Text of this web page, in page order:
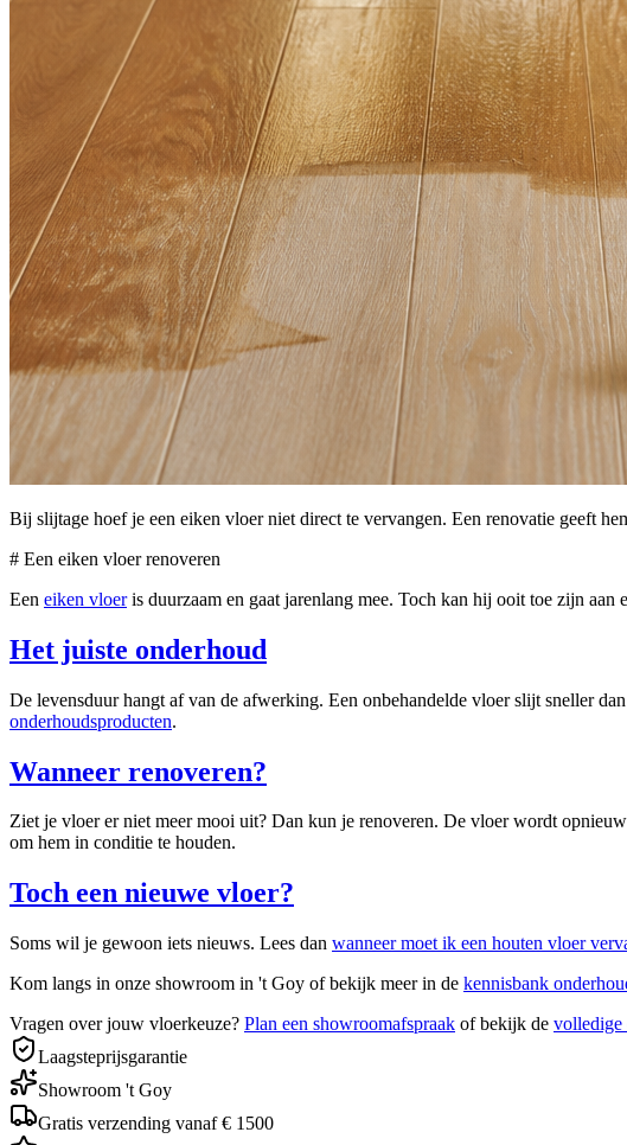
Bij slijtage hoef je een eiken vloer niet direct te vervangen. Een renovatie geeft
# Een eiken vloer renoveren
Een eiken vloeris duurzaam en gaat jarenlang mee. Toch kan hij ooit toe zijn
Het juiste onderhoud
De levensduur hangt af van de afwerking. Een onbehandelde vloer slijt sneller dan
onderhoudsproducten.
Wanneer renoveren?
Ziet je vloer er niet meer mooi uit? Dan kun je renoveren. De vloer wordt
om hem in conditie te houden.
Toch een nieuwe vloer?
Soms wil je gewoon iets nieuws. Lees dan wanneer moet ik een houten vloer
Kom langs in onze showroom in 't Goy of bekijk meer in de kennisbank
Vragen over jouw vloerkeuze? Plan een showroomafspraak of bekijk de volledige
Laagsteprijsgarantie
Showroom 't Goy
Gratis verzending vanaf € 1500